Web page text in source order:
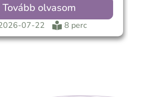
Tovább olvasom
07-22 8 perc